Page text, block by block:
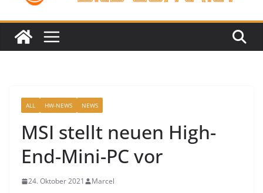
ALL HW-NEWS NEWS
MSI stellt neuen High-
End-Mini-PC vor
24. Oktober 2021 Marcel